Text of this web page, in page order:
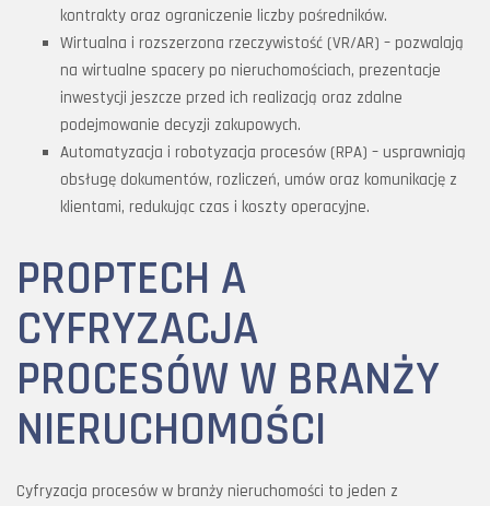
kontrakty oraz ograniczenie liczby pośredników.
Wirtualna i rozszerzona rzeczywistość (VR/AR) – pozwalają
na wirtualne spacery po nieruchomościach, prezentacje
inwestycji jeszcze przed ich realizacją oraz zdalne
podejmowanie decyzji zakupowych.
Automatyzacja i robotyzacja procesów (RPA) – usprawniają
obsługę dokumentów, rozliczeń, umów oraz komunikację z
klientami, redukując czas i koszty operacyjne.
PROPTECH A
CYFRYZACJA
PROCESÓW W BRANŻY
NIERUCHOMOŚCI
Cyfryzacja procesów w branży nieruchomości to jeden z